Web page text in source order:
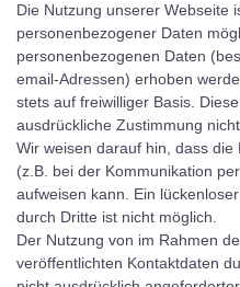
Die Nutzung unserer Webseite
personenbezogener Daten
personenbezogenen Daten
email-Adressen) erhoben
stets auf freiwilliger Basis.
ausdrückliche Zustimmung
Wir weisen darauf hin, dass
(z.B. bei der Kommunikation
aufweisen kann. Ein
durch Dritte ist nicht möglich.
Der Nutzung von im Rahmen
veröffentlichten Kontaktdaten